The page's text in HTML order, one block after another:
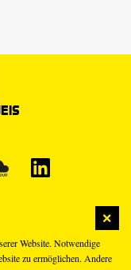
Website. Notwendige
zu ermöglichen. Andere